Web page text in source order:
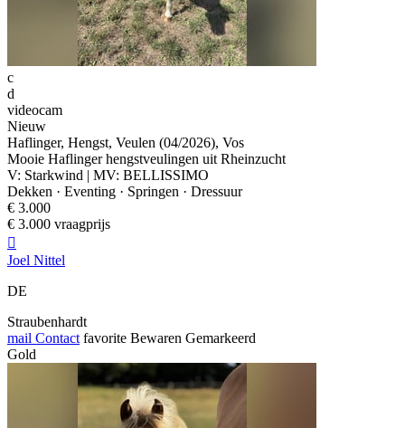
c
d
videocam
Nieuw
Haflinger, Hengst, Veulen (04/2026), Vos
Mooie Haflinger hengstveulingen uit Rheinzucht
V: Starkwind | MV: BELLISSIMO
Dekken · Eventing · Springen · Dressuur
€ 3.000
€ 3.000 vraagprijs

Joel Nittel
DE
Straubenhardt
mail Contact favorite Bewaren Gemarkeerd
Gold